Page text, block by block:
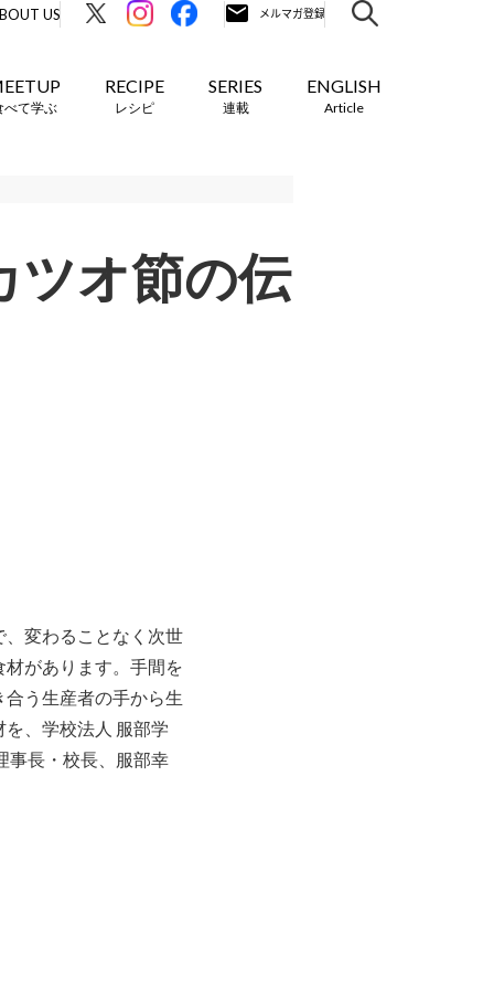
US
べて学ぶ
RECIPE
レシピ
SERIES
連載
ENGLISH
Article
ツオ節の伝
変わることなく次世
があります。手間を
う生産者の手から生
、学校法人 服部学
事長・校長、服部幸